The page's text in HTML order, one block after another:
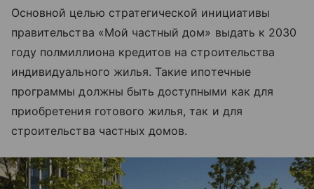
Основной целью стратегической инициативы
правительства «Мой частный дом» выдать к 2030
году полмиллиона кредитов на строительства
индивидуального жилья. Такие ипотечные
программы должны быть доступными как для
приобретения готового жилья, так и для
строительства частных домов.